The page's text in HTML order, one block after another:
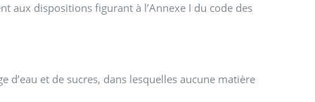
aux dispositions figurant à l’Annexe I du code des
d’eau et de sucres, dans lesquelles aucune matière